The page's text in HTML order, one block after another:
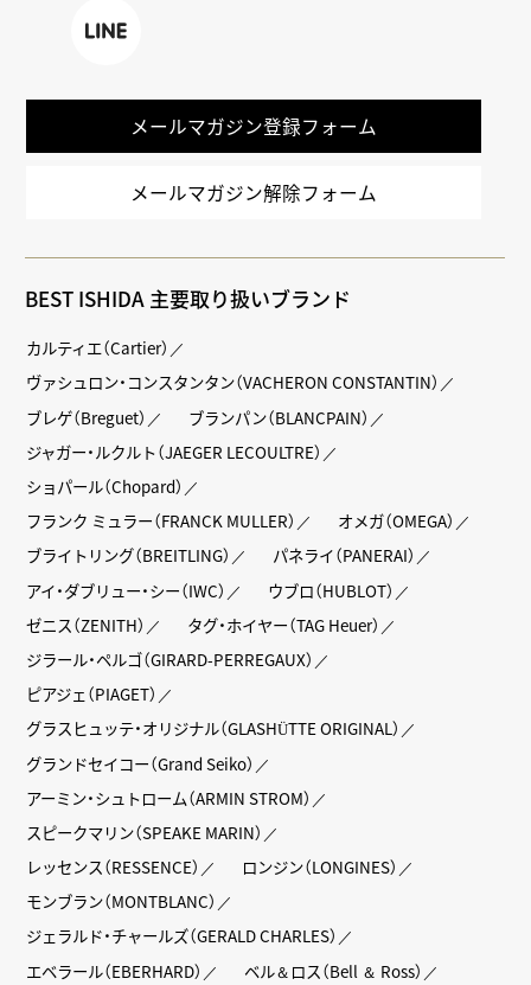
メールマガジン登録フォーム
メールマガジン解除フォーム
BEST ISHIDA 主要取り扱いブランド
カルティエ（Cartier）
ヴァシュロン・コンスタンタン（VACHERON CONSTANTIN）
ブレゲ（Breguet）
ブランパン（BLANCPAIN）
ジャガー・ルクルト（JAEGER LECOULTRE）
ショパール（Chopard）
フランク ミュラー（FRANCK MULLER）
オメガ（OMEGA）
ブライトリング（BREITLING）
パネライ（PANERAI）
アイ・ダブリュー・シー（IWC）
ウブロ（HUBLOT）
ゼニス（ZENITH）
タグ・ホイヤー（TAG Heuer）
ジラール・ペルゴ（GIRARD-PERREGAUX）
ピアジェ（PIAGET）
グラスヒュッテ・オリジナル（GLASHÜTTE ORIGINAL）
グランドセイコー（Grand Seiko）
アーミン・シュトローム（ARMIN STROM）
スピークマリン（SPEAKE MARIN）
レッセンス（RESSENCE）
ロンジン（LONGINES）
モンブラン（MONTBLANC）
ジェラルド・チャールズ（GERALD CHARLES）
エベラール（EBERHARD）
ベル＆ロス（Bell ＆ Ross）